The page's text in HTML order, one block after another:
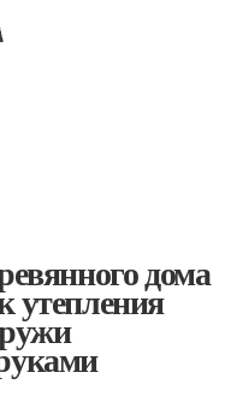
дома
утепления